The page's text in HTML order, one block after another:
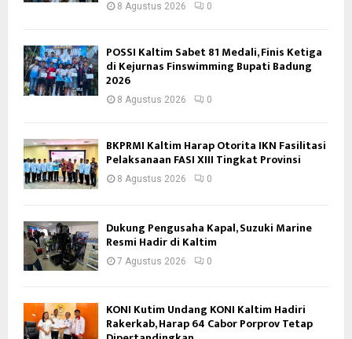
8 Agustus 2026 0
POSSI Kaltim Sabet 81 Medali, Finis Ketiga
di Kejurnas Finswimming Bupati Badung
2026
8 Agustus 2026 0
BKPRMI Kaltim Harap Otorita IKN Fasilitasi
Pelaksanaan FASI XIII Tingkat Provinsi
8 Agustus 2026 0
Dukung Pengusaha Kapal, Suzuki Marine
Resmi Hadir di Kaltim
7 Agustus 2026 0
KONI Kutim Undang KONI Kaltim Hadiri
Rakerkab, Harap 64 Cabor Porprov Tetap